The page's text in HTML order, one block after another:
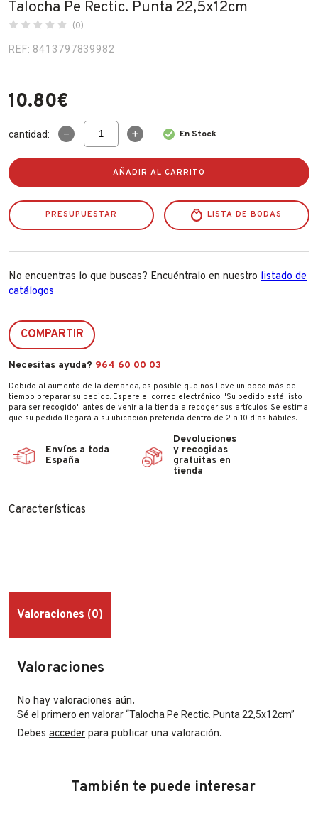
Fabricantes
Blog
Contacto
Talocha Pe Rectic. Punta 22,5x12cm
(0)
REF: 8413797839982
10.80€
cantidad:
Talocha
Pe
22,5x12cm
cantidad
En Stock
AÑADIR AL CARRITO
PRESUPUESTAR LISTA DE BODAS
No encuentras lo que buscas? Encuéntralo en nuestro listado de
catálogos
COMPARTIR
Necesitas ayuda? 964 60 00 03
Debido al aumento de la demanda, es posible que nos lleve un poco más de
tiempo preparar su pedido. Espere el correo electrónico "Su pedido está listo
para ser recogido" antes de venir a la tienda a recoger sus artículos. Se estima
que su pedido llegará a su ubicación preferida dentro de 2 a 10 días hábiles.
Envíos a toda
España
Devoluciones
y recogidas
gratuitas en
tienda
Características
Valoraciones (0)
Valoraciones
No hay valoraciones aún.
Sé el primero en valorar “Talocha Pe Rectic. Punta 22,5x12cm”
Debes acceder para publicar una valoración.
También te puede interesar